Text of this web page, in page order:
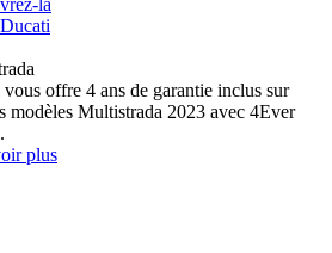
la
offre 4 ans de garantie inclus sur
modèles Multistrada 2023 avec 4Ever
plus